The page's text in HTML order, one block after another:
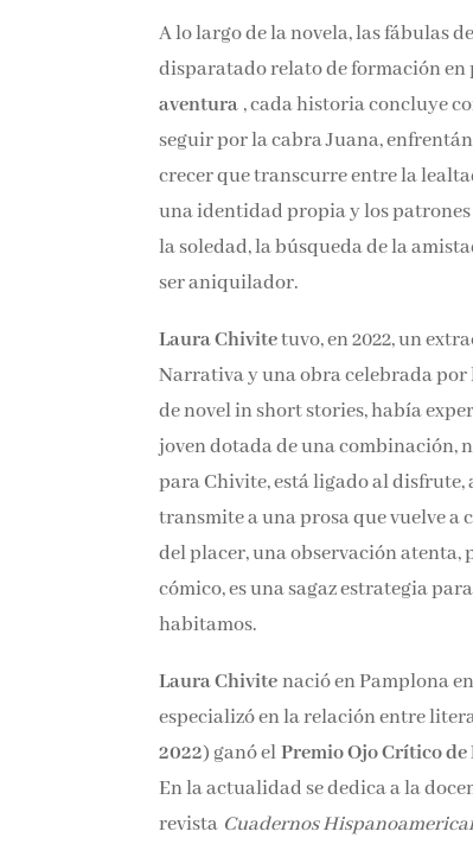
A lo largo de la novela, las fábulas
disparatado relato de formación en
aventura , cada historia concluye
seguir por la cabra Juana,
crecer que transcurre entre la
una identidad propia y los patrones
la soledad, la búsqueda de la
ser aniquilador.
Laura Chivitetuvo, en 2022, un
Narrativa y una obra celebrada por
de novel in short stories, había
joven dotada de una combinación,
para Chivite, está ligado al disfrute,
transmite a una prosa que vuelve a
del placer, una observación atenta,
cómico, es una sagaz estrategia
habitamos.
Laura Chivitenació en Pamplona
especializó en la relación entre
2022) ganó elPremio Ojo Crítico
En la actualidad se dedica a la
revista Cuadernos